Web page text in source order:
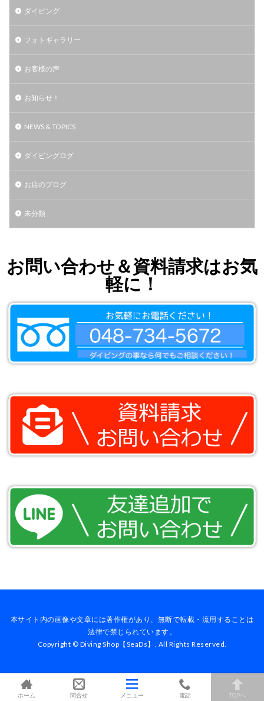
ダイビング
フォトギャラリー
お客様の声
お知らせ！
NEWS & TOPICS
ダイビングログ
お店のブログ
未分類
お問い合わせ＆資料請求はお気
軽に！
本サイト内の画像や文章には著作権があり、無断で転載・流用することは
法律で禁じられています。
Copyright © Diving Shop【SeaDs】. All Rights Reserved.
ホーム 問合せ メニュー 電話 TOPへ